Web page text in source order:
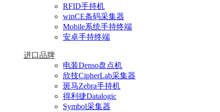
RFID手持机
winCE条码采集器
Mobile系统手持终端
安卓手持终端
进口品牌
电装Denso盘点机
欣技CipherLab采集器
斑马Zebra手持机
得利捷Datalogic
Symbol采集器